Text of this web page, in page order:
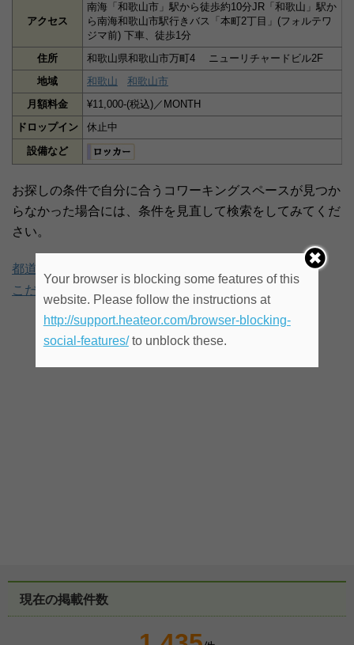
アクセス
南海「和歌山市」駅から徒歩約10分JR「和歌山」駅か
ら南海和歌山市駅行きバス「本町2丁目」(フォルテワ
ジマ前) 下車、徒歩1分
住所
和歌山県和歌山市万町4 ニューリチャードビル2F
地域
和歌山
和歌山市
月額料金
¥11,000-(税込)／MONTH
ドロップイン
休止中
設備など
お探しの条件で自分に合うコワーキングスペースが見つか
らなかった場合には、条件を見直して検索をしてみてくだ
さい。
都道府県から探す
こだわり条件から探す
現在の掲載件数
Your browser is blocking some features of this
website. Please follow the instructions at
http://support.heateor.com/browser-blocking-
social-features/to unblock these.